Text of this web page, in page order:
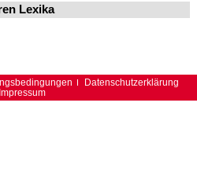
Lexika
Datenschutzerklärung
Impressum